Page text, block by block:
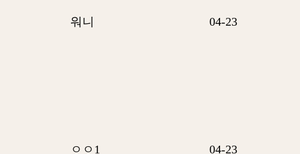
워니 04-23
ㅇㅇ1 04-23